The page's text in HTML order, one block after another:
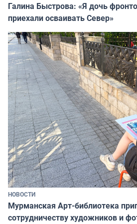
Галина Быстрова: «Я дочь
приехали осваивать Север»
НОВОСТИ
Мурманская Арт-библиотека
сотрудничеству художников и